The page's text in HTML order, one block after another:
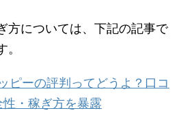
方については、下記の記事で
ーの評判ってどうよ？口コ
性・稼ぎ方を暴露